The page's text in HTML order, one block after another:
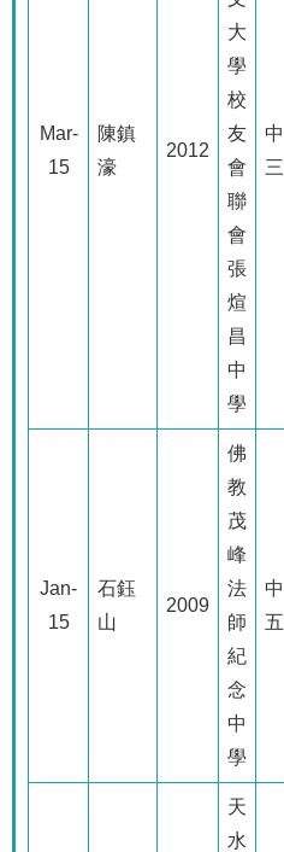
Mar-
15
陳鎮
濠
2012
大
學
校
友
會
聯
會
張
煊
昌
中
學
中
三
Jan-
15
石鈺
山
2009
佛
教
茂
峰
法
師
紀
念
中
學
中
五
天
水